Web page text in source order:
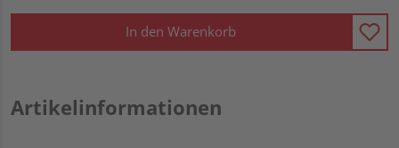
In den Warenkorb
Artikelinformationen